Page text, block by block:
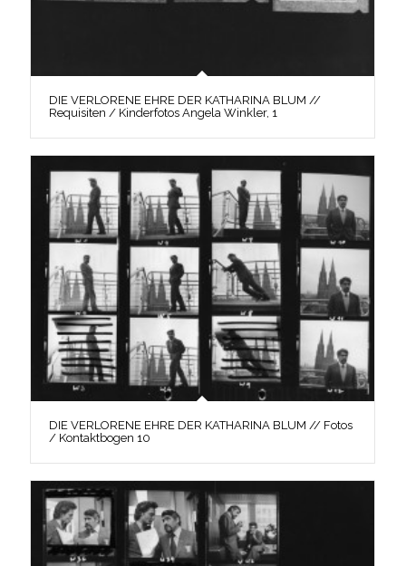
DIE VERLORENE EHRE DER KATHARINA BLUM //
Requisiten / Kinderfotos Angela Winkler, 1
DIE VERLORENE EHRE DER KATHARINA BLUM // Fotos
/ Kontaktbogen 10